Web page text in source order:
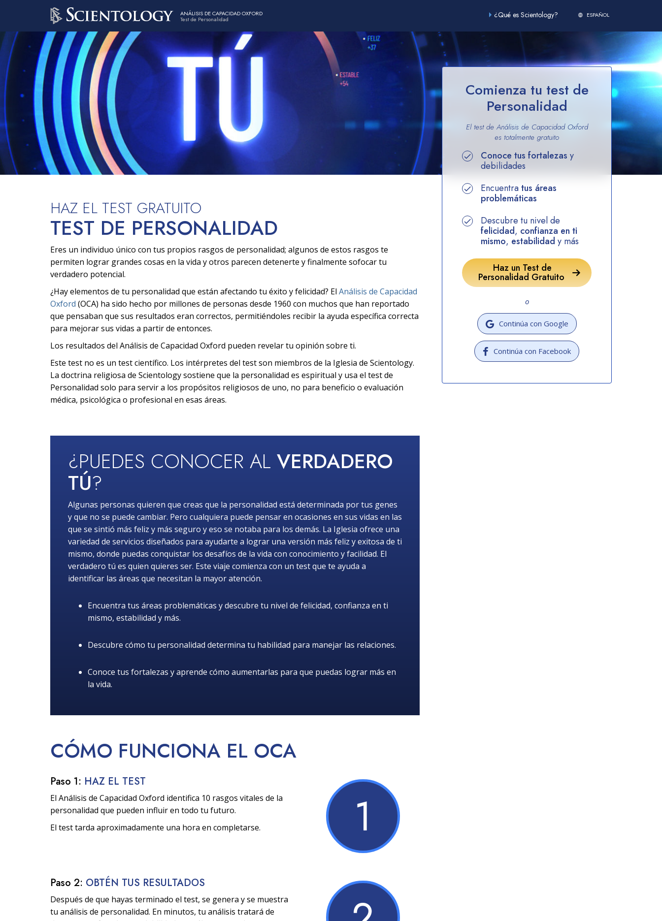
ANÁLISIS DE CAPACIDAD OXFORD
Test de Personalidad ¿Qué es Scientology? ESPAÑOL
Comienza tu test de
Personalidad
El test de Análisis de Capacidad Oxford
es totalmente gratuito
Conoce tus fortalezas y
debilidades
Encuentratus áreas
problemáticas
Descubre tu nivel de
felicidad, confianza en ti
mismo, estabilidad y más
Haz un Test de
Personalidad Gratuito
o
Continúa con Google
Continúa con Facebook
HAZ EL TEST GRATUITO
TEST DE PERSONALIDAD
Eres un individuo único con tus propios rasgos de personalidad; algunos de estos rasgos te
permiten lograr grandes cosas en la vida y otros parecen detenerte y finalmente sofocar tu
verdadero potencial.
¿Hay elementos de tu personalidad que están afectando tu éxito y felicidad? El Análisis de Capacidad
Oxford (OCA) ha sido hecho por millones de personas desde 1960 con muchos que han reportado
que pensaban que sus resultados eran correctos, permitiéndoles recibir la ayuda específica correcta
para mejorar sus vidas a partir de entonces.
Los resultados del Análisis de Capacidad Oxford pueden revelar tu opinión sobre ti.
Este test no es un test científico. Los intérpretes del test son miembros de la Iglesia de Scientology.
La doctrina religiosa de Scientology sostiene que la personalidad es espiritual y usa el test de
Personalidad solo para servir a los propósitos religiosos de uno, no para beneficio o evaluación
médica, psicológica o profesional en esas áreas.
¿PUEDES CONOCER AL VERDADERO
TÚ?
Algunas personas quieren que creas que la personalidad está determinada por tus genes
y que no se puede cambiar. Pero cualquiera puede pensar en ocasiones en sus vidas en las
que se sintió más feliz y más seguro y eso se notaba para los demás. La Iglesia ofrece una
variedad de servicios diseñados para ayudarte a lograr una versión más feliz y exitosa de ti
mismo, donde puedas conquistar los desafíos de la vida con conocimiento y facilidad. El
verdadero tú es quien quieres ser. Este viaje comienza con un test que te ayuda a
identificar las áreas que necesitan la mayor atención.
Encuentra tus áreas problemáticas y descubre tu nivel de felicidad, confianza en ti
mismo, estabilidad y más.
Descubre cómo tu personalidad determina tu habilidad para manejar las relaciones.
Conoce tus fortalezas y aprende cómo aumentarlas para que puedas lograr más en
la vida.
CÓMO FUNCIONA EL OCA
Paso 1: HAZ EL TEST
El Análisis de Capacidad Oxford identifica 10 rasgos vitales de la
personalidad que pueden influir en todo tu futuro.
El test tarda aproximadamente una hora en completarse.
1
Paso 2: OBTÉN TUS RESULTADOS
Después de que hayas terminado el test, se genera y se muestra
tu análisis de personalidad. En minutos, tu análisis tratará de